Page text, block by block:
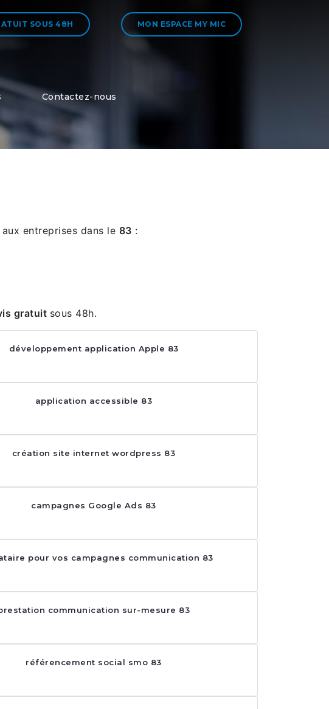
SOUS 48H MON ESPACE MY MIC
Contactez-nous
aux entreprises dans le 83 :
gratuit sous 48h.
développement application Apple 83
application accessible 83
création site internet wordpress 83
campagnes Google Ads 83
pour vos campagnes communication 83
communication sur-mesure 83
référencement social smo 83